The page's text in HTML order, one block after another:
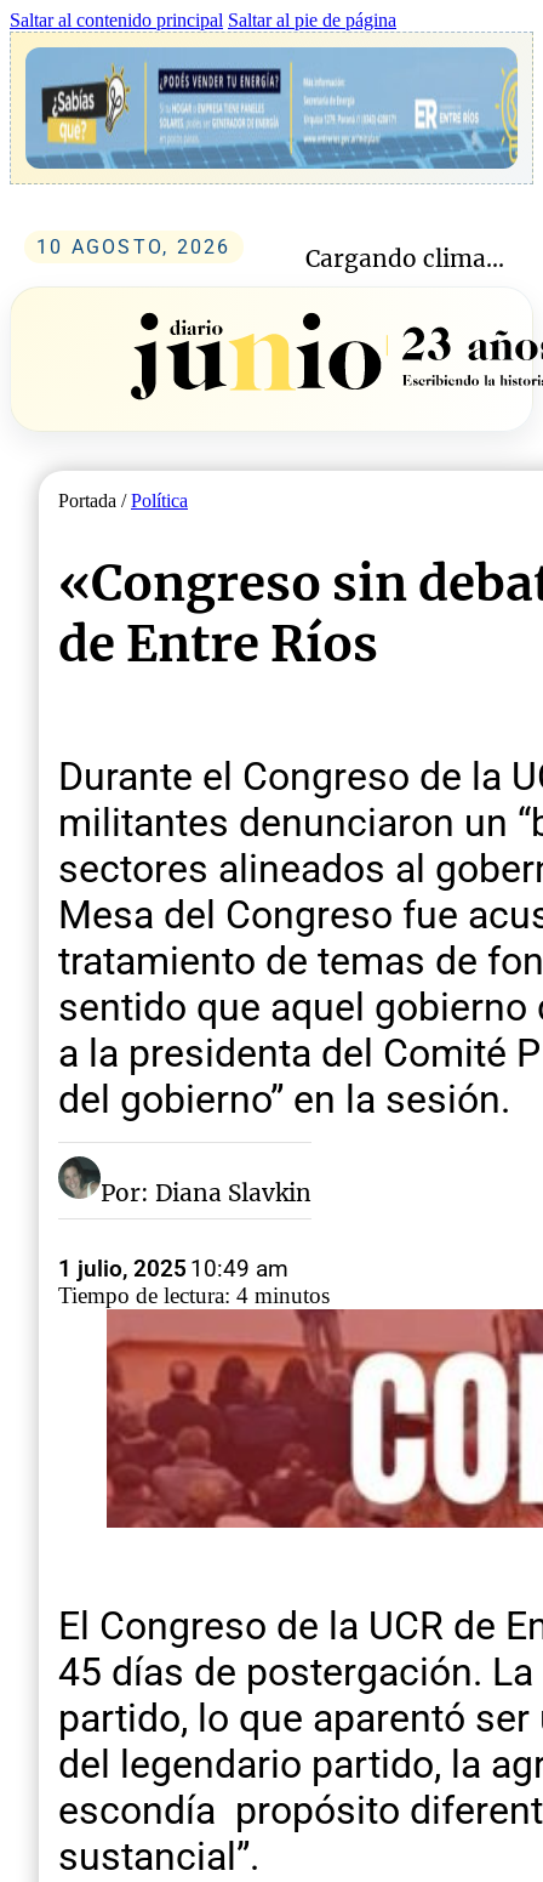
Saltar al contenido principal Saltar al pie de página
10 AGOSTO, 2026 Cargando clima...
Portada /Política
«Congreso sin
de Entre Ríos
Durante el Congreso de la
militantes denunciaron un
sectores alineados al
Mesa del Congreso fue
tratamiento de temas de
sentido que aquel
a la presidenta del Comité
del gobierno” en la sesión.
Por: Diana Slavkin
1 julio, 2025 10:49 am
Tiempo de lectura: 4 minutos
El Congreso de la UCR de
45 días de postergación.
partido, lo que aparentó
del legendario partido, la
escondía propósito
sustancial”.